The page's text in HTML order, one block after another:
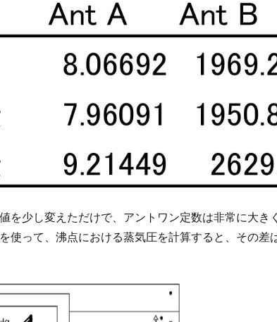
を少し変えただけで、アントワン定数は非常に大き
使って、沸点における蒸気圧を計算すると、その差